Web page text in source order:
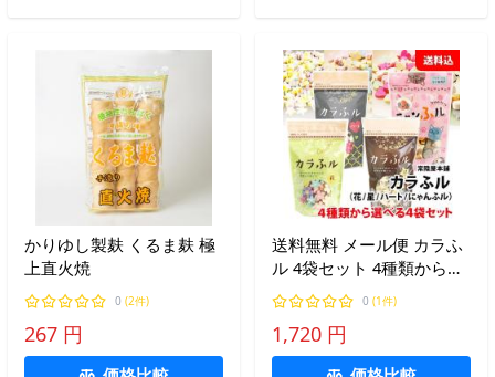
かりゆし製麸 くるま麸 極
上直火焼
0 (2件)
267 円
送料無料 メール便 カラふ
ル 4袋セット 4種類から選
べる 【 花 星 ハート ニャ
ンふル 】 食卓に彩り 水戻
し不要 そのまま食べれる
お麩 常陸屋本舗
0 (1件)
1,720 円